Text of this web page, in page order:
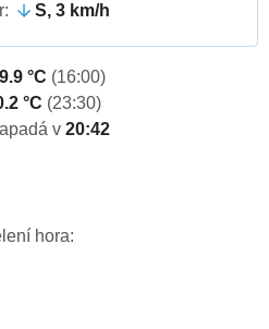
S, 3 km/h
°C (16:00)
°C (23:30)
v 20:42
hora: